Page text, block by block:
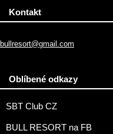
Kontakt
bullresort@gmail.com
Oblíbené odkazy
SBT Club CZ
BULL RESORT na FB